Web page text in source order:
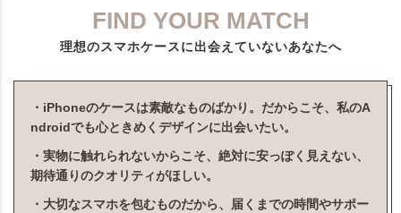
FIND YOUR MATCH
理想のスマホケースに出会えていないあなたへ
・iPhoneのケースは素敵なものばかり。だからこそ、私のA
ndroidでも心ときめくデザインに出会いたい。
・実物に触れられないからこそ、絶対に安っぽく見えない、
期待通りのクオリティがほしい。
・大切なスマホを包むものだから、届くまでの時間やサポー